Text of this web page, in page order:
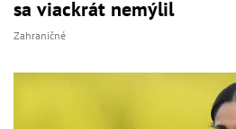
sa viackrát nemýlil
Zahraničné